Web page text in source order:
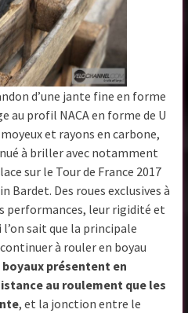
d’une jante fine en forme
au profil NACA en forme de U
et rayons en carbone,
à briller avec notamment
sur le Tour de France 2017
Bardet. Des roues exclusives à
performances, leur rigidité et
sait que la principale
à rouler en boyau
boyaux présentent en
au roulement que les
, et la jonction entre le